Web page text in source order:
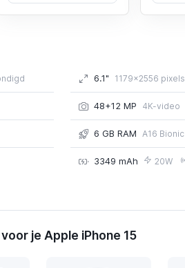
6.1" 1179x2556 pixels
48+12 MP 4K-video
6 GB RAM A16 Bionic
3349 mAh 20W
je Apple iPhone 15